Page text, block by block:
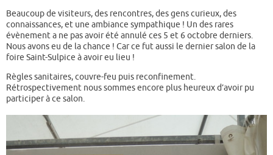
Beaucoup de visiteurs, des rencontres, des gens curieux, des
connaissances, et une ambiance sympathique ! Un des rares
évènement a ne pas avoir été annulé ces 5 et 6 octobre derniers.
Nous avons eu de la chance ! Car ce fut aussi le dernier salon de la
foire Saint-Sulpice à avoir eu lieu !
Règles sanitaires, couvre-feu puis reconfinement.
Rétrospectivement nous sommes encore plus heureux d’avoir pu
participer à ce salon.